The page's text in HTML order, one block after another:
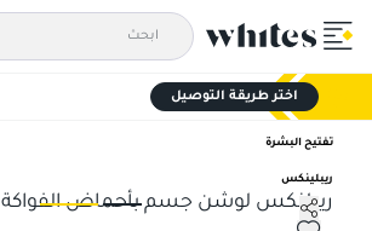
اختر طريقة التوصيل
تفتيح البشرة
ريبلينكس
ريبلنكس لوشن جسم بأحماض الفواكة ١٥% - 200 مل